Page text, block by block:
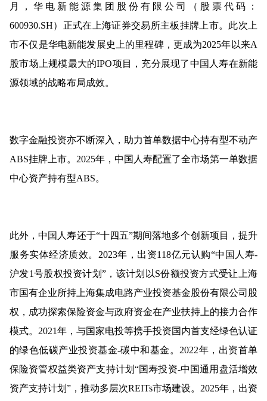
月，华电新能源集团股份有限公司（股票代码：
600930.SH）正式在上海证券交易所主板挂牌上市。此次上
市不仅是华电新能发展史上的里程碑，更成为2025年以来A
股市场上规模最大的IPO项目，充分展现了中国人寿在新能
源领域的战略布局成效。
数字金融投资亦不断深入，助力首单数据中心持有型不动产
ABS挂牌上市。2025年，中国人寿配置了全市场第一单数据
中心资产持有型ABS。
此外，中国人寿还于“十四五”期间落地多个创新项目，提升
服务实体经济质效。2023年，出资118亿元认购“中国人寿-
沪发1号股权投资计划”，该计划以S份额投资方式受让上海
市国有企业所持上海集成电路产业投资基金股份有限公司股
权，成功探索保险资金与政府资金在产业扶持上的接力合作
模式。2021年，与国家电投等携手投资国内首支经绿色认证
的绿色低碳产业投资基金-碳中和基金。2022年，出资首单
保险资管权益类资产支持计划“国寿投资-中国通用盘活增效
资产支持计划”，推动多层次REITs市场建设。2025年，出资